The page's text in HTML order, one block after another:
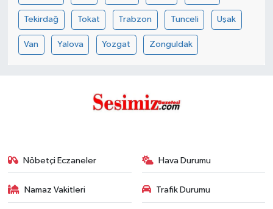
Tekirdağ Tokat Trabzon Tunceli Uşak
Van Yalova Yozgat Zonguldak
Nöbetçi Eczaneler Hava Durumu
Namaz Vakitleri Trafik Durumu